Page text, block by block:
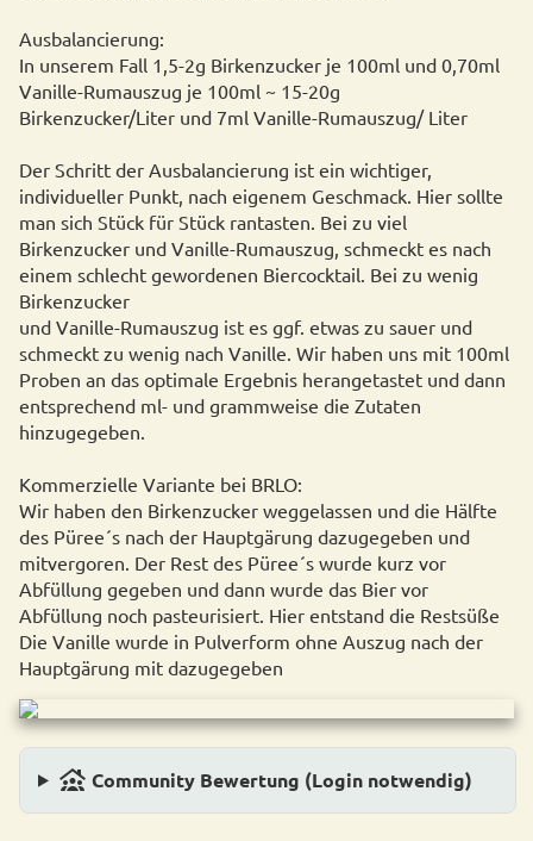
Ausbalancierung:
In unserem Fall 1,5-2g Birkenzucker je 100ml und 0,70ml
Vanille-Rumauszug je 100ml ~ 15-20g
Birkenzucker/Liter und 7ml Vanille-Rumauszug/ Liter
Der Schritt der Ausbalancierung ist ein wichtiger,
individueller Punkt, nach eigenem Geschmack. Hier sollte
man sich Stück für Stück rantasten. Bei zu viel
Birkenzucker und Vanille-Rumauszug, schmeckt es nach
einem schlecht gewordenen Biercocktail. Bei zu wenig
Birkenzucker
und Vanille-Rumauszug ist es ggf. etwas zu sauer und
schmeckt zu wenig nach Vanille. Wir haben uns mit 100ml
Proben an das optimale Ergebnis herangetastet und dann
entsprechend ml- und grammweise die Zutaten
hinzugegeben.
Kommerzielle Variante bei BRLO:
Wir haben den Birkenzucker weggelassen und die Hälfte
des Püree´s nach der Hauptgärung dazugegeben und
mitvergoren. Der Rest des Püree´s wurde kurz vor
Abfüllung gegeben und dann wurde das Bier vor
Abfüllung noch pasteurisiert. Hier entstand die Restsüße
Die Vanille wurde in Pulverform ohne Auszug nach der
Hauptgärung mit dazugegeben
family_group Community Bewertung (Login notwendig)